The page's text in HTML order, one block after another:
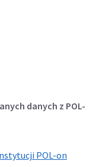
danych z POL-
POL-on